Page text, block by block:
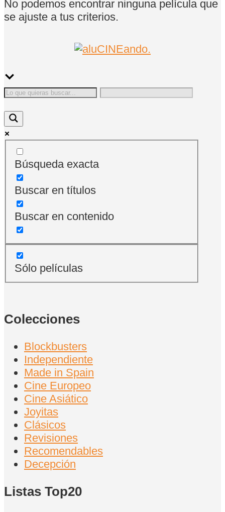
No podemos encontrar ninguna película que
se ajuste a tus criterios.
Búsqueda exacta
Buscar en títulos
Buscar en contenido
Sólo películas
Colecciones
Blockbusters
Independiente
Made in Spain
Cine Europeo
Cine Asiático
Joyitas
Clásicos
Revisiones
Recomendables
Decepción
Listas Top20